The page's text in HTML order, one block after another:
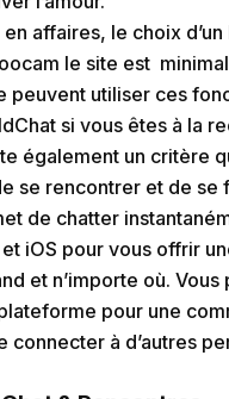
affaires, le choix
le site est
utiliser ces
si vous êtes à la
également un critère
se rencontrer et de
de chatter
iOS pour vous offrir
et n’importe où.
pour une
connecter à d’autres